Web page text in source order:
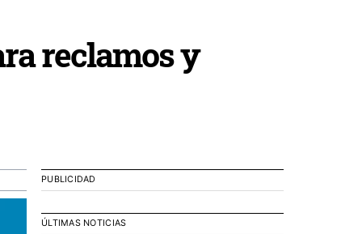
reclamos y
PUBLICIDAD
ÚLTIMAS NOTICIAS